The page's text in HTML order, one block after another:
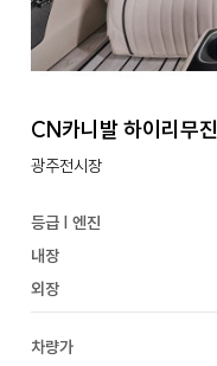
CN카니발 하이리무진
광주전시장
등급 | 엔진
내장
외장
차량가